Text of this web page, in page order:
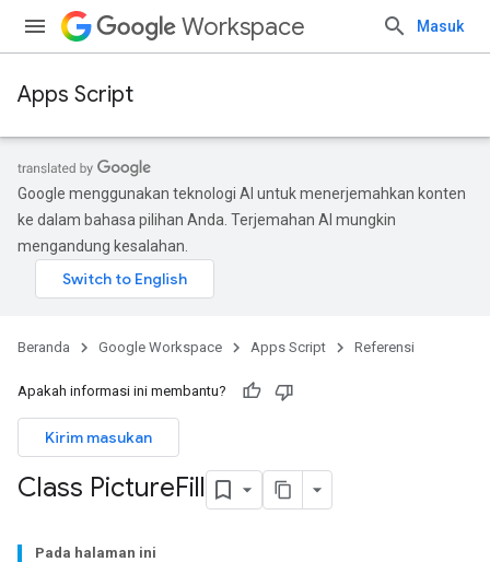
Workspace Masuk
Apps Script
Google menggunakan teknologi AI untuk menerjemahkan konten
ke dalam bahasa pilihan Anda. Terjemahan AI mungkin
mengandung kesalahan.
Beranda Google Workspace Apps Script Referensi
Apakah informasi ini membantu?
Kirim masukan
Class PictureFill
Pada halaman ini